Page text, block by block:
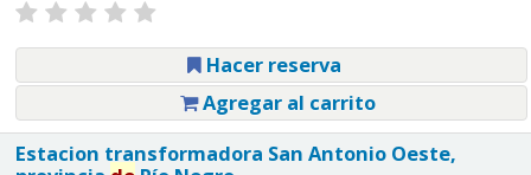
Hacer reserva
Agregar al carrito
Estacion transformadora San Antonio Oeste,